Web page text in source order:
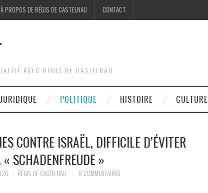
À PROPOS DE RÉGIS DE CASTELNAU CONTACT
AVEC RÉGIS DE CASTELNAU
JURIDIQUE POLITIQUE HISTOIRE CULTURE
CONTRE ISRAËL, DIFFICILE D’ÉVITER
« SCHADENFREUDE »
RÉGIS DE CASTELNAU 8 COMMENTAIRES